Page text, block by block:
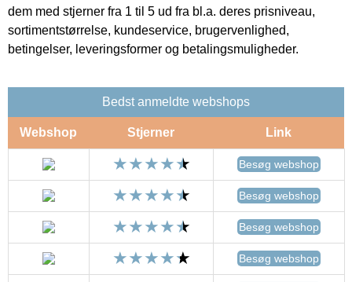
dem med stjerner fra 1 til 5 ud fra bl.a. deres prisniveau,
sortimentstørrelse, kundeservice, brugervenlighed,
betingelser, leveringsformer og betalingsmuligheder.
Bedst anmeldte webshops
Webshop Stjerner Link
Besøg webshop
Besøg webshop
Besøg webshop
Besøg webshop